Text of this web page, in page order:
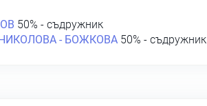
50% - съдружник
- БОЖКОВА 50% - съдружник